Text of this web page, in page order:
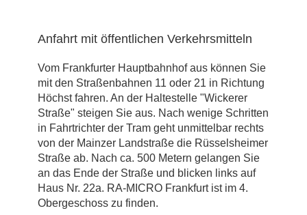
Anfahrt mit öffentlichen Verkehrsmitteln
Vom Frankfurter Hauptbahnhof aus können Sie
mit den Straßenbahnen 11 oder 21 in Richtung
Höchst fahren. An der Haltestelle "Wickerer
Straße" steigen Sie aus. Nach wenige Schritten
in Fahrtrichter der Tram geht unmittelbar rechts
von der Mainzer Landstraße die Rüsselsheimer
Straße ab. Nach ca. 500 Metern gelangen Sie
an das Ende der Straße und blicken links auf
Haus Nr. 22a. RA-MICRO Frankfurt ist im 4.
Obergeschoss zu finden.